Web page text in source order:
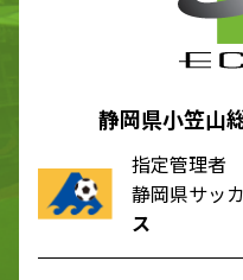
静岡県小笠山
指定管理者
静岡県サッ
ス